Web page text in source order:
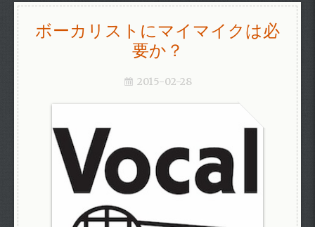
ボーカリストにマイマイクは必
要か？
2015-02-28